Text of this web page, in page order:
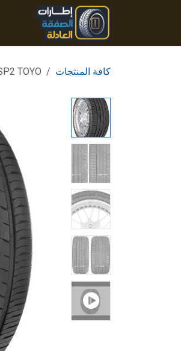
تخطي للذهاب إلى المحتوى
كافة المنتجات TOYO